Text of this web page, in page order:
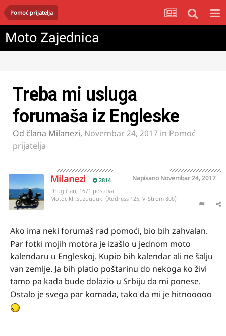
Pomoć prijatelja
Moto Zajednica
Treba mi usluga
forumaša iz Engleske
Od člana Milanezi, Novembar 24, 2017 in Pomoć
prijatelja
Milanezi 2814 Napisano Novembar 24, 2017
Drug član, 1671 postova
Motocikl: Suzuuuuki (Address 125, V-Strom 800)
Ako ima neki forumaš rad pomoći, bio bih zahvalan.
Par fotki mojih motora je izašlo u jednom moto
kalendaru u Engleskoj. Kupio bih kalendar ali ne šalju
van zemlje. Ja bih platio poštarinu do nekoga ko živi
tamo pa kada bude dolazio u Srbiju da mi ponese.
Ostalo je svega par komada, tako da mi je hitnooooo